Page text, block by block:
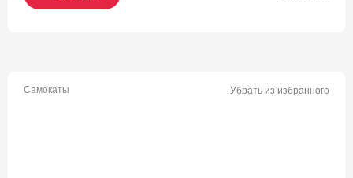
Самокаты Убрать из избранного